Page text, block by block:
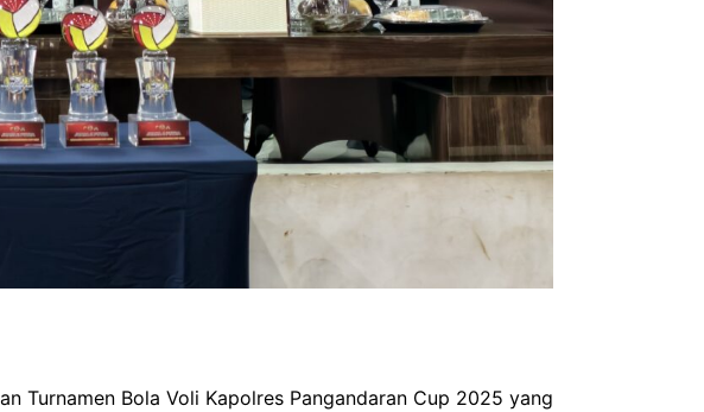
Turnamen Bola Voli Kapolres Pangandaran Cup 2025 yang